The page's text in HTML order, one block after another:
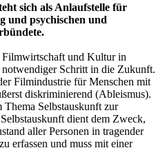
sich als Anlaufstelle für
und psychischen und
und Kultur in
Schritt in die Zukunft.
Filmindustrie für Menschen mit
diskriminierend (Ableismus).
Selbstauskunft zur
dient dem Zweck,
aller Personen in tragender
erfassen und muss mit einer